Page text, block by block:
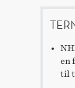
en
til